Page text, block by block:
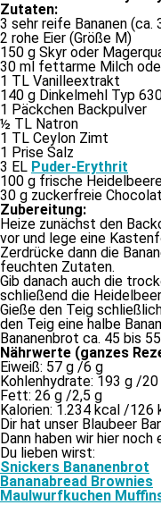
Zutaten:
3 sehr rei­fe Bananen
2 ro­he Eier (Größe M)
150 g Skyr oder
30 ml fett­ar­me Milch
1 TL Vanilleextrakt
140 g Dinkelmehl Typ
1 Päckchen Backpulver
½ TL Natron
1 TL Ceylon Zimt
1 Prise Salz
3 EL Puder-Erythrit
100 g fri­sche
30 g zu­cker­freie
Zubereitung:
Heize zu­nächst den
vor und le­ge ei­ne
Zerdrücke dann die
feuch­ten Zutaten.
Gib da­nach auch die
schlie­ßend die
Gieße den Teig
den Teig ei­ne hal­be
Bananenbrot ca. 45 bis
Nährwerte (gan­zes
Eiweiß: 57 g /​6 g
Kohlenhydrate: 193 g /​20
Fett: 26 g /​2,5 g
Kalorien: 1.234 kcal /​126
Dir hat un­ser Blaubeer
Dann ha­ben wir hier
Du lie­ben wirst:
Snickers Bananenbrot
Bananabread Brownies
Maulwurfkuchen